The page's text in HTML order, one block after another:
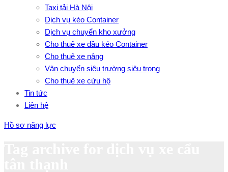
Taxi tải Hà Nội
Dịch vụ kéo Container
Dịch vụ chuyển kho xưởng
Cho thuê xe đầu kéo Container
Cho thuê xe nâng
Vận chuyển siêu trường siêu trọng
Cho thuê xe cứu hộ
Tin tức
Liên hệ
Hồ sơ năng lực